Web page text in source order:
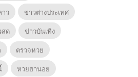
ว
ข่าวต่างประเทศ
สด
ข่าวบันเทิง
ตรวจหวย
หวยฮานอย